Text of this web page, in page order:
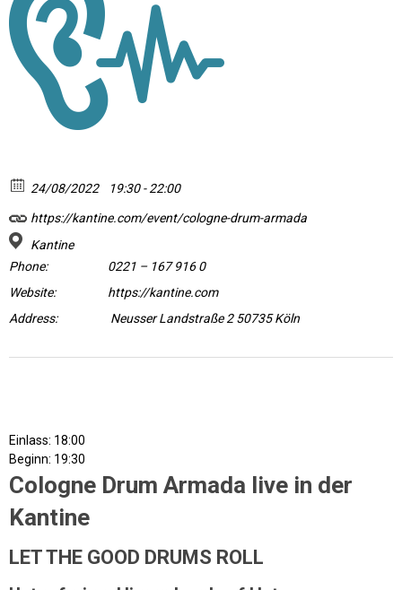
24/08/2022 19:30 - 22:00
https://kantine.com/event/cologne-drum-armada
Kantine
Phone:
0221 – 167 916 0
Website:
https://kantine.com
Address:
Neusser Landstraße 2 50735 Köln
Einlass: 18:00
Beginn: 19:30
Cologne Drum Armada live in der
Kantine
LET THE GOOD DRUMS ROLL